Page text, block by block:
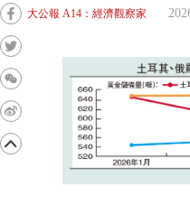
大公報 A14：經濟觀察家